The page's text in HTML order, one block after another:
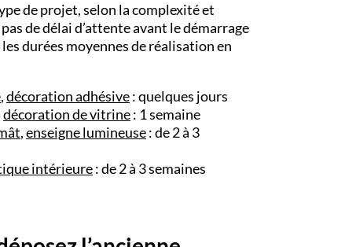
de projet, selon la complexité et
de délai d’attente avant le démarrage
durées moyennes de réalisation en
,décoration adhésive: quelques jours
décoration de vitrine: 1 semaine
,enseigne lumineuse: de 2 à 3
intérieure: de 2 à 3 semaines